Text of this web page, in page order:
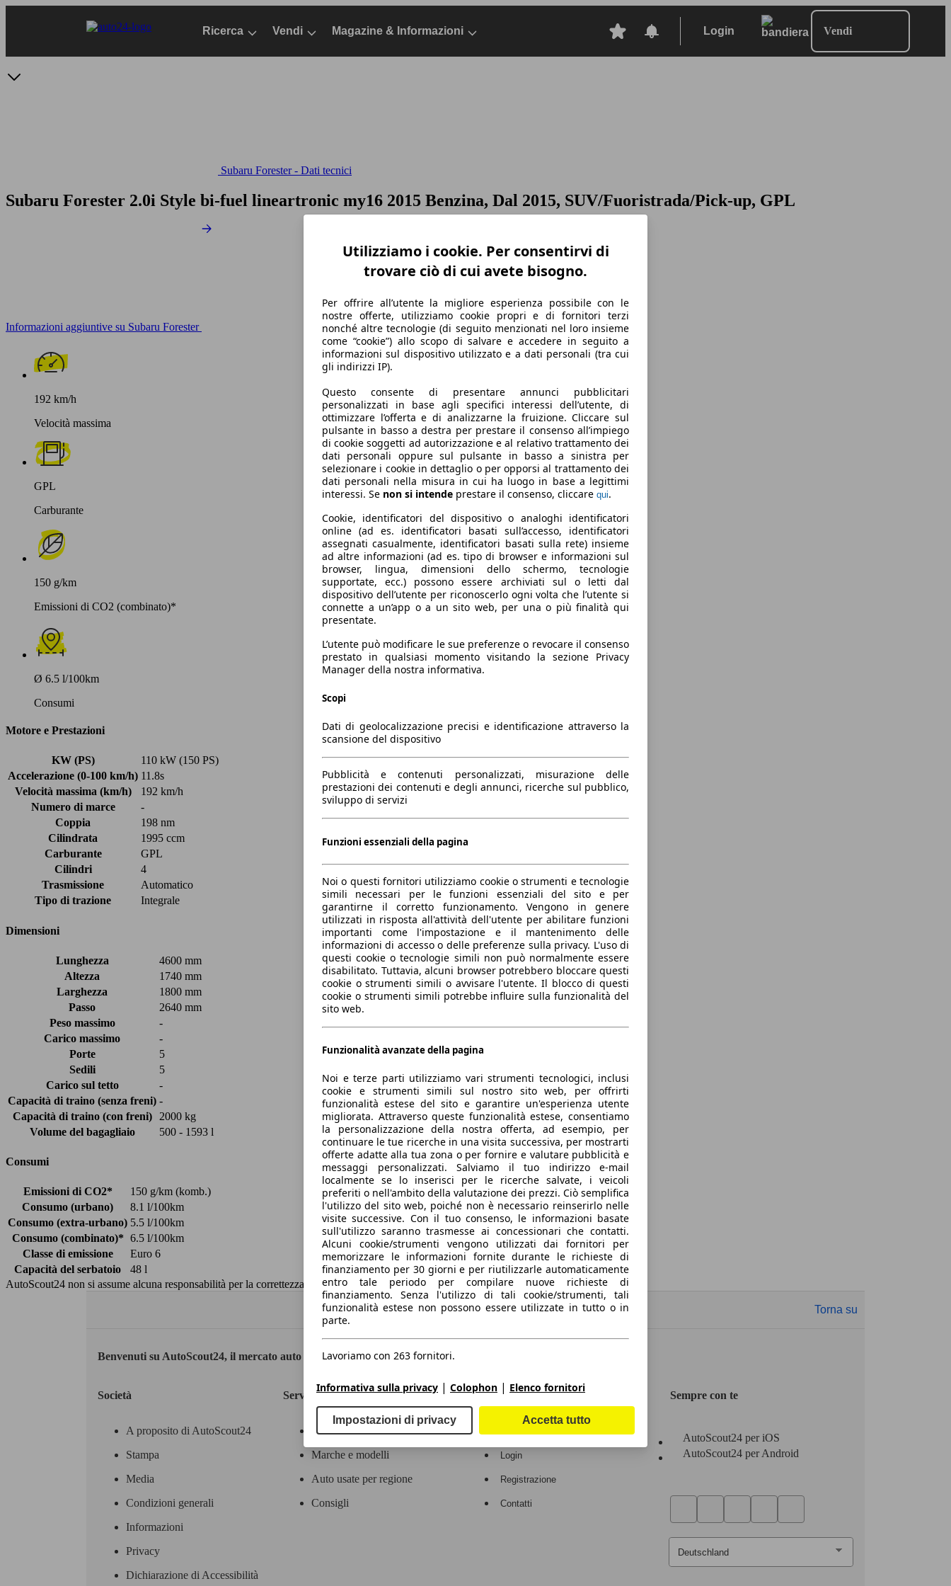
Ricerca Vendi Magazine & Informazioni Login Vendi
Subaru Forester - Dati tecnici
Subaru Forester 2.0i Style bi-fuel lineartronic my16 2015 Benzina, Dal 2015, SUV/Fuoristrada/Pick-up, GPL
Informazioni aggiuntive su Subaru Forester
192 km/h
Velocità massima
GPL
Carburante
150 g/km
Emissioni di CO2 (combinato)*
Ø 6.5 l/100km
Consumi
Motore e Prestazioni
KW (PS)
110 kW (150 PS)
Accelerazione (0-100 km/h) 11.8s
Velocità massima (km/h)
192 km/h
Numero di marce
-
Coppia
198 nm
Cilindrata
1995 ccm
Carburante
GPL
Cilindri
4
Trasmissione
Automatico
Tipo di trazione
Integrale
Dimensioni
Lunghezza
4600 mm
Altezza
1740 mm
Larghezza
1800 mm
Passo
2640 mm
Peso massimo
-
Carico massimo
-
Porte
5
Sedili
5
Carico sul tetto
-
Capacità di traino (senza freni) -
Capacità di traino (con freni)
2000 kg
Volume del bagagliaio
500 - 1593 l
Consumi
Emissioni di CO2*
150 g/km (komb.)
Consumo (urbano)
8.1 l/100km
Consumo (extra-urbano) 5.5 l/100km
Consumo (combinato)* 6.5 l/100km
Classe di emissione
Euro 6
Capacità del serbatoio
48 l
AutoScout24 non si assume alcuna responsabilità per la correttezza dei dati.
Torna su
Benvenuti su AutoScout24, il mercato auto europeo.
Società
A proposito di AutoScout24
Stampa
Media
Condizioni generali
Informazioni
Privacy
Dichiarazione di Accessibilità
Servizi
Contatti
Marche e modelli
Auto usate per regione
Consigli
Area rivenditori
Login
Registrazione
Contatti
Sempre con te
AutoScout24 per iOS
AutoScout24 per Android
Utilizziamo i cookie. Per consentirvi di
trovare ciò di cui avete bisogno.
Per offrire all’utente la migliore esperienza possibile con le
nostre offerte, utilizziamo cookie propri e di fornitori terzi
nonché altre tecnologie (di seguito menzionati nel loro insieme
come “cookie”) allo scopo di salvare e accedere in seguito a
informazioni sul dispositivo utilizzato e a dati personali (tra cui
gli indirizzi IP).
Questo consente di presentare annunci pubblicitari
personalizzati in base agli specifici interessi dell’utente, di
ottimizzare l’offerta e di analizzarne la fruizione. Cliccare sul
pulsante in basso a destra per prestare il consenso all’impiego
di cookie soggetti ad autorizzazione e al relativo trattamento dei
dati personali oppure sul pulsante in basso a sinistra per
selezionare i cookie in dettaglio o per opporsi al trattamento dei
dati personali nella misura in cui ha luogo in base a legittimi
interessi. Se non si intende prestare il consenso, cliccare qui.
Cookie, identificatori del dispositivo o analoghi identificatori
online (ad es. identificatori basati sull’accesso, identificatori
assegnati casualmente, identificatori basati sulla rete) insieme
ad altre informazioni (ad es. tipo di browser e informazioni sul
browser, lingua, dimensioni dello schermo, tecnologie
supportate, ecc.) possono essere archiviati sul o letti dal
dispositivo dell’utente per riconoscerlo ogni volta che l’utente si
connette a un’app o a un sito web, per una o più finalità qui
presentate.
L’utente può modificare le sue preferenze o revocare il consenso
prestato in qualsiasi momento visitando la sezione Privacy
Manager della nostra informativa.
Scopi
Dati di geolocalizzazione precisi e identificazione attraverso la
scansione del dispositivo
Pubblicità e contenuti personalizzati, misurazione delle
prestazioni dei contenuti e degli annunci, ricerche sul pubblico,
sviluppo di servizi
Funzioni essenziali della pagina
Noi o questi fornitori utilizziamo cookie o strumenti e tecnologie
simili necessari per le funzioni essenziali del sito e per
garantirne il corretto funzionamento. Vengono in genere
utilizzati in risposta all'attività dell'utente per abilitare funzioni
importanti come l'impostazione e il mantenimento delle
informazioni di accesso o delle preferenze sulla privacy. L'uso di
questi cookie o tecnologie simili non può normalmente essere
disabilitato. Tuttavia, alcuni browser potrebbero bloccare questi
cookie o strumenti simili o avvisare l'utente. Il blocco di questi
cookie o strumenti simili potrebbe influire sulla funzionalità del
sito web.
Funzionalità avanzate della pagina
Noi e terze parti utilizziamo vari strumenti tecnologici, inclusi
cookie e strumenti simili sul nostro sito web, per offrirti
funzionalità estese del sito e garantire un'esperienza utente
migliorata. Attraverso queste funzionalità estese, consentiamo
la personalizzazione della nostra offerta, ad esempio, per
continuare le tue ricerche in una visita successiva, per mostrarti
offerte adatte alla tua zona o per fornire e valutare pubblicità e
messaggi personalizzati. Salviamo il tuo indirizzo e-mail
localmente se lo inserisci per le ricerche salvate, i veicoli
preferiti o nell'ambito della valutazione dei prezzi. Ciò semplifica
l'utilizzo del sito web, poiché non è necessario reinserirlo nelle
visite successive. Con il tuo consenso, le informazioni basate
sull'utilizzo saranno trasmesse ai concessionari che contatti.
Alcuni cookie/strumenti vengono utilizzati dai fornitori per
memorizzare le informazioni fornite durante le richieste di
finanziamento per 30 giorni e per riutilizzarle automaticamente
entro tale periodo per compilare nuove richieste di
finanziamento. Senza l'utilizzo di tali cookie/strumenti, tali
funzionalità estese non possono essere utilizzate in tutto o in
parte.
Lavoriamo con 263 fornitori.
Informativa sulla privacy | Colophon | Elenco fornitori
Impostazioni di privacy Accetta tutto